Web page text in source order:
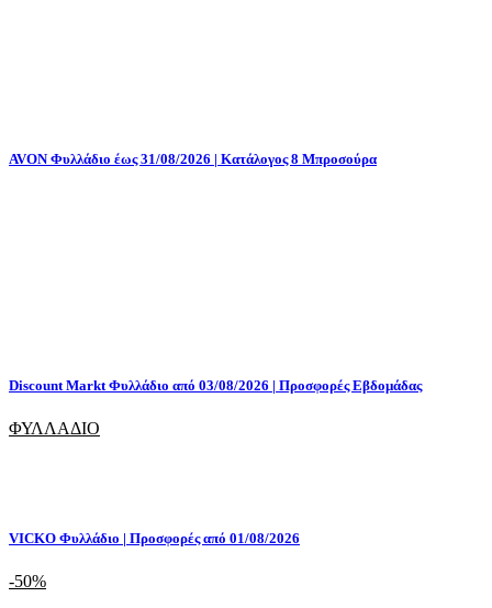
AVON Φυλλάδιο έως 31/08/2026 | Κατάλογος 8 Μπροσούρα
Discount Markt Φυλλάδιο από 03/08/2026 | Προσφορές Εβδομάδας
ΦΥΛΛΑΔΙΟ
VICKO Φυλλάδιο | Προσφορές από 01/08/2026
-50%